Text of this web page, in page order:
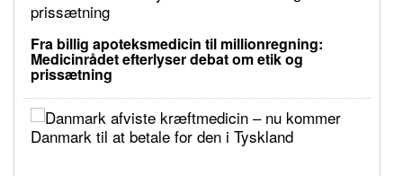
Fra billig apoteksmedicin til millionregning:
Medicinrådet efterlyser debat om etik og
prissætning